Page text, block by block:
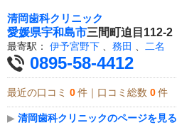
清岡歯科クリニック
愛媛県宇和島市三間町迫目112-2
最寄駅： 伊予宮野下 、 務田 、 二名
0895-58-4412
最近の口コミ 0 件｜口コミ総数 0 件
▶ 清岡歯科クリニックのページを見る